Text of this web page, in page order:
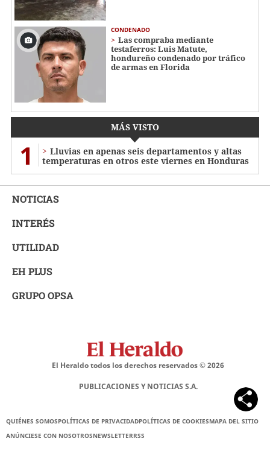
CONDENADO
Las compraba mediante
testaferros: Luis Matute,
hondureño condenado por tráfico
de armas en Florida
MÁS VISTO
1
Lluvias en apenas seis departamentos y altas
temperaturas en otros este viernes en Honduras
NOTICIAS
INTERÉS
UTILIDAD
EH PLUS
GRUPO OPSA
El Heraldo todos los derechos reservados ©2026
PUBLICACIONES Y NOTICIAS S.A.
QUIÉNES SOMOSPOLÍTICAS DE PRIVACIDADPOLÍTICAS DE COOKIESMAPA DEL SITIO
ANÚNCIESE CON NOSOTROSNEWSLETTERRSS